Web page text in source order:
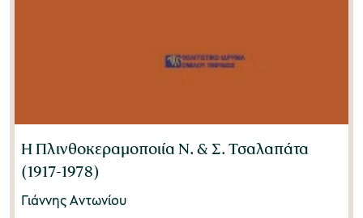
Η Πλινθοκεραμοποιία Ν. & Σ. Τσαλαπάτα
(1917-1978)
Γιάννης Αντωνίου